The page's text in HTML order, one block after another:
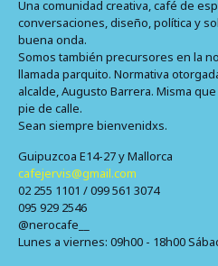
Una comunidad creativa, café de
conversaciones, diseño, política y
buena onda.
Somos también precursores en la
llamada parquito. Normativa
alcalde, Augusto Barrera. Misma
pie de calle.
Sean siempre bienvenidxs.
Guipuzcoa E14-27 y Mallorca
cafejervis@gmail.com
02 255 1101 / 099 561 3074
095 929 2546
@nerocafe__
Lunes a viernes: 09h00 - 18h00